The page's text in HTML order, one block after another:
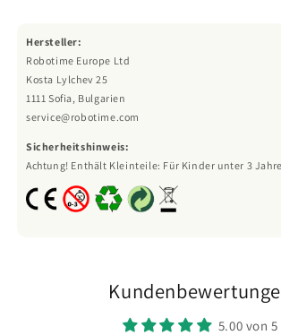
Hersteller:
Robotime Europe Ltd
Kosta Lylchev 25
1111 Sofia, Bulgarien
service@robotime.com
Sicherheitshinweis:
Achtung! Enthält Kleinteile: Für Kinder unter 3
5.00 von 5